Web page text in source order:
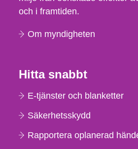
och i framtiden.
Om myndigheten
Hitta snabbt
E-tjänster och blanketter
Säkerhetsskydd
Rapportera oplanerad